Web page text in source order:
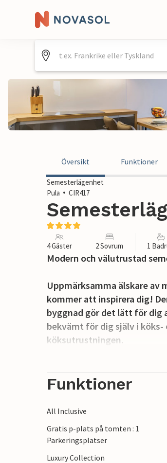
Översikt Funktioner
Semesterlägenhet
Pula
CIR417
4 Gäster 2 Sovrum 1
Modern och välutrustad
Uppmärksamma älskare av
kommer att inspirera dig!
byggnad gör det lätt för dig
bekvämt för dig själv i
köksutrustningen.
njuta av en trevlig stund
Pula centrum. Strosa
amfiteatern eller Augustus
Funktioner
All Inclusive
Gratis p-plats på tomten : 1
Parkeringsplatser
Luxury Collection